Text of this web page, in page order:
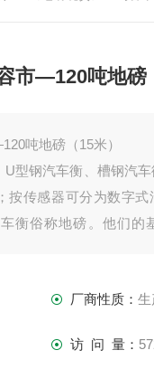
市—120吨地磅
吨地磅（15米）
型钢汽车衡、槽钢汽
按传感器可分为数字式
衡俗称地磅。他们的
厂商性质： 生
访 问 量：